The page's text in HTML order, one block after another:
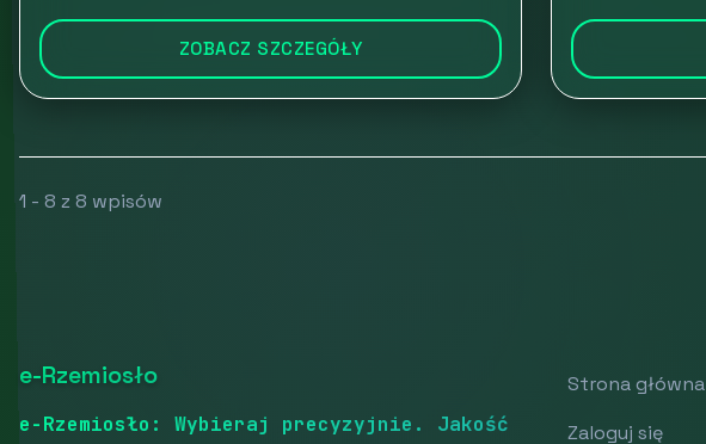
ZOBACZ SZCZEGÓŁY
1 - 8 z 8 wpisów
e-Rzemiosło
e-Rzemiosło: Wybieraj precyzyjnie. Jakość
Strona główna
Zaloguj się